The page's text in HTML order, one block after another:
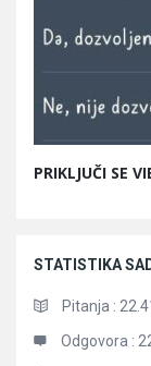
PRIKLJUČI SE
STATISTIKA
Pitanja :
Odgovora :